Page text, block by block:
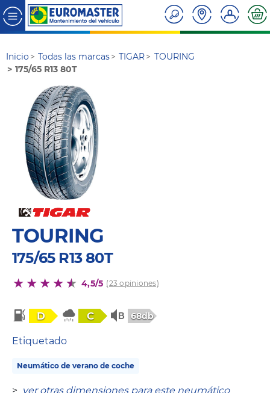
Inicio Todas las marcas TIGAR
TOURING
175/65 R13 80T
TOURING
175/65 R13 80T
4,5/5 (23 opiniones)
D C 68db
Etiquetado
Neumático de verano de coche
> ver otras dimensiones para este neumático